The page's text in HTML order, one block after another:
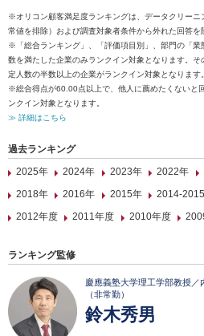
※オリコン顧客満足度ランキングは、データクリー
常値を排除）および調査対象者条件から外れた回答を
※「総合ランキング」、「評価項目別」、部門の「業
数を満たした企業のみランクイン対象となります。
定人数の半数以上の企業がランクイン対象となります。
※総合得点が60.00点以上で、他人に薦めたくないと
ンクイン対象となります。
≫ 詳細はこちら
過去ランキング
2025年
2024年 2023年 2022年
2018年
2016年 2015年 2014-
2012年度
2011年度 2010年度
ランキング監修
慶應義塾大学理工学部教授
（非常勤）
鈴木秀男